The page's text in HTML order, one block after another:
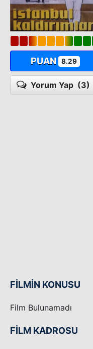
PUAN 8.29
Yorum Yap (3)
FİLMİN KONUSU
Film Bulunamadı
FİLM KADROSU